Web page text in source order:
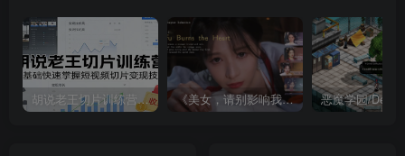
胡说老王切片训练营，零基础快速掌握短视频切片变现技巧 《美女，请别影响我成仙全球版》中文版